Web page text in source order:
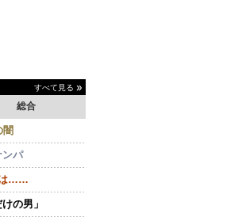
すべて見る
総合
闇
ンパ
は……
の男」